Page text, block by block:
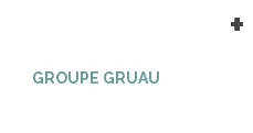
+
GROUPE GRUAU